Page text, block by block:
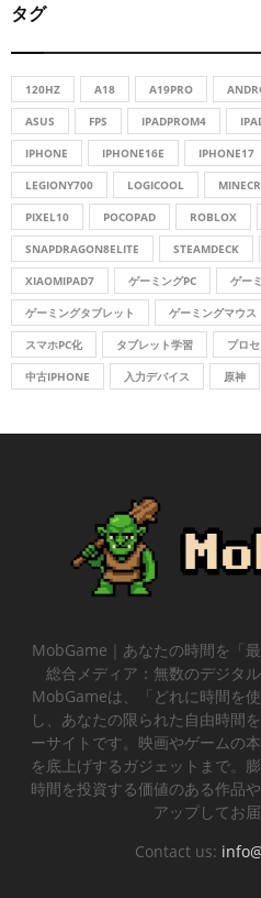
c
r
:
タグ
120HZ A18 A19PRO
ASUS FPS IPADPROM4
IPHONE IPHONE16E IPHONE17
LEGIONY700 LOGICOOL
PIXEL10 POCOPAD ROBLOX
SNAPDRAGON8ELITE STEAMDECK
XIAOMIPAD7 ゲーミングPC ゲー
ゲーミングタブレット ゲーミングマウス
スマホPC化 タブレット学習 プロ
中古IPHONE 入力デバイス 原神
MobGame｜あなたの時間を「
総合メディア：無数のデジタ
MobGameは、「どれに時間を
し、あなたの限られた自由時間
ーサイトです。映画やゲームの
を底上げするガジェットまで。
時間を投資する価値のある作品
アップしてお届
Contact us: